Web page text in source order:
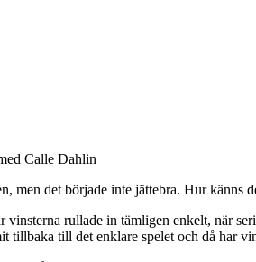
Calle Dahlin
men det började inte jättebra. Hur känns
rullade in tämligen enkelt, när
tillbaka till det enklare spelet och då har